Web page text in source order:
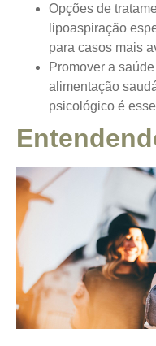
Opções de
lipoaspiração
para casos mais
Promover a
alimentação
psicológico é